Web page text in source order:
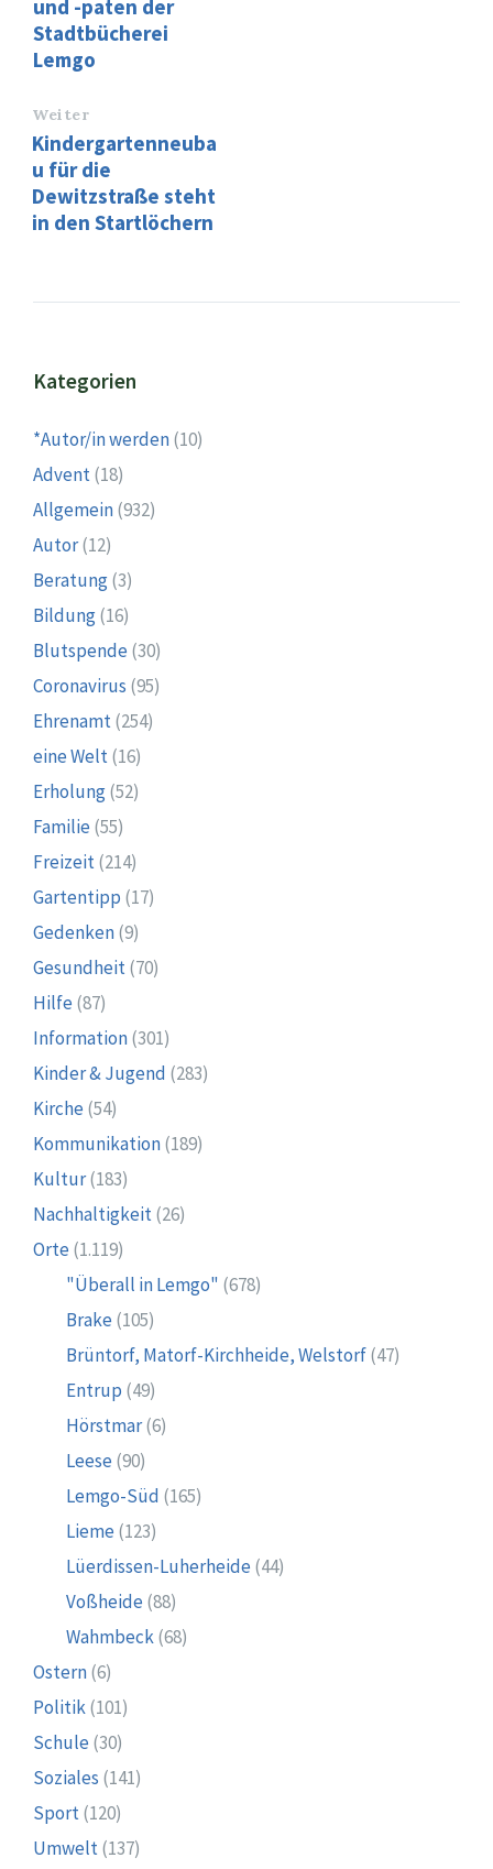
und -paten der
Stadtbücherei
Lemgo
Weiter
Kindergartenneuba
u für die
Dewitzstraße steht
in den Startlöchern
Kategorien
*Autor/in werden(10)
Advent(18)
Allgemein(932)
Autor(12)
Beratung(3)
Bildung(16)
Blutspende (30)
Coronavirus (95)
Ehrenamt(254)
eine Welt(16)
Erholung(52)
Familie (55)
Freizeit(214)
Gartentipp (17)
Gedenken(9)
Gesundheit(70)
Hilfe (87)
Information(301)
Kinder & Jugend (283)
Kirche (54)
Kommunikation(189)
Kultur(183)
Nachhaltigkeit(26)
Orte (1.119)
"Überall in Lemgo" (678)
Brake (105)
Brüntorf, Matorf-Kirchheide, Welstorf(47)
Entrup (49)
Hörstmar(6)
Leese (90)
Lemgo-Süd (165)
Lieme (123)
Lüerdissen-Luherheide (44)
Voßheide (88)
Wahmbeck(68)
Ostern(6)
Politik(101)
Schule (30)
Soziales (141)
Sport(120)
Umwelt(137)